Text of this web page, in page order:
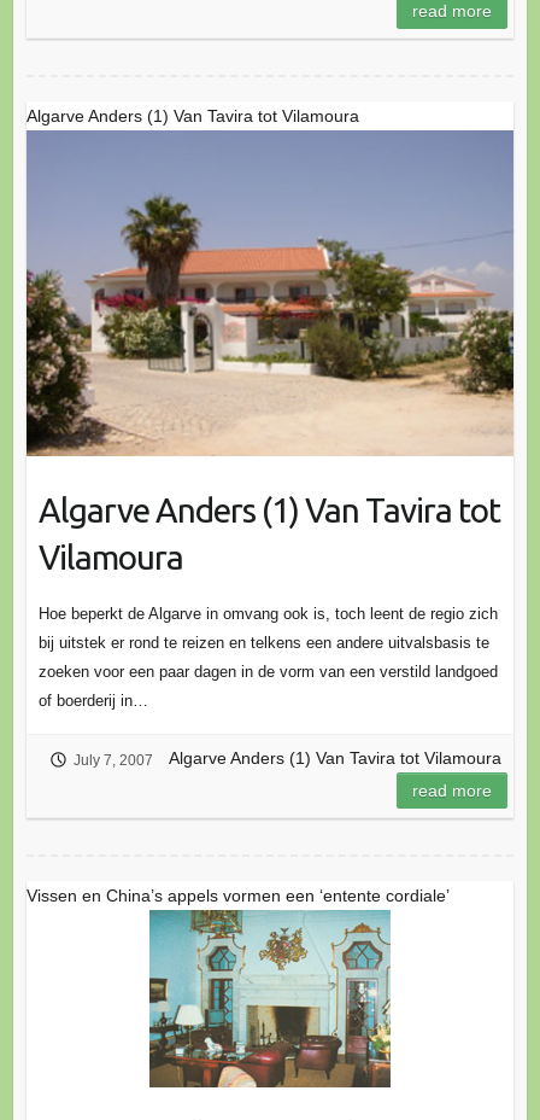
read more
Algarve Anders (1) Van Tavira tot Vilamoura
Algarve Anders (1) Van Tavira tot
Vilamoura
Hoe beperkt de Algarve in omvang ook is, toch leent de regio zich
bij uitstek er rond te reizen en telkens een andere uitvalsbasis te
zoeken voor een paar dagen in de vorm van een verstild landgoed
of boerderij in…
July 7, 2007
Algarve Anders (1) Van Tavira tot Vilamoura
read more
Vissen en China’s appels vormen een ‘entente cordiale’